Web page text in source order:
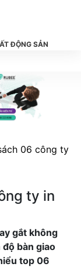
ĐỘNG SẢN
06 công ty
ty in
gắt không
bàn giao
top 06